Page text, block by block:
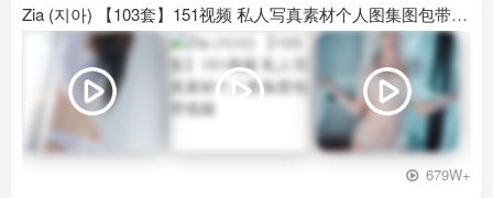
Zia (지아) 【103套】151视频 私人写真素材个人图集图包带视频
679W+